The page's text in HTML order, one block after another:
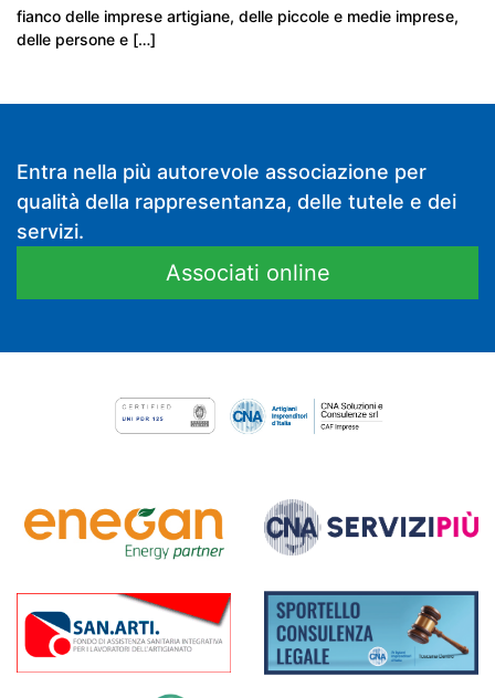
fianco delle imprese artigiane, delle piccole e medie imprese,
delle persone e […]
Entra nella più autorevole associazione per
qualità della rappresentanza, delle tutele e dei
servizi.
Associati online